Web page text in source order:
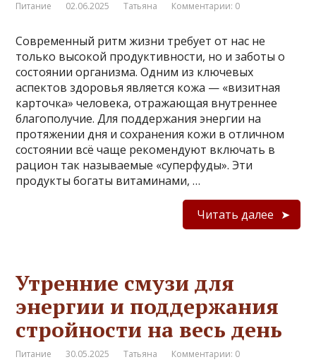
Питание 02.06.2025 Татьяна Комментарии: 0
Современный ритм жизни требует от нас не
только высокой продуктивности, но и заботы о
состоянии организма. Одним из ключевых
аспектов здоровья является кожа — «визитная
карточка» человека, отражающая внутреннее
благополучие. Для поддержания энергии на
протяжении дня и сохранения кожи в отличном
состоянии всё чаще рекомендуют включать в
рацион так называемые «суперфуды». Эти
продукты богаты витаминами, …
Читать далее
Утренние смузи для
энергии и поддержания
стройности на весь день
Питание 30.05.2025 Татьяна Комментарии: 0